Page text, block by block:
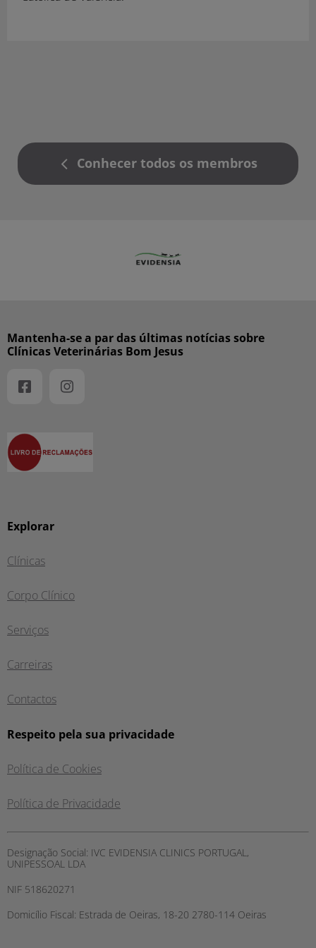
Conhecer todos os membros
Explorar
Clínicas
Corpo Clínico
Serviços
Carreiras
Contactos
Respeito pela sua privacidade
Política de Cookies
Política de Privacidade
Mantenha-se a par das últimas notícias sobre
Clínicas Veterinárias Bom Jesus
Designação Social: IVC EVIDENSIA CLINICS PORTUGAL,
UNIPESSOAL LDA
NIF 518620271
Domicílio Fiscal: Estrada de Oeiras, 18-20 2780-114 Oeiras